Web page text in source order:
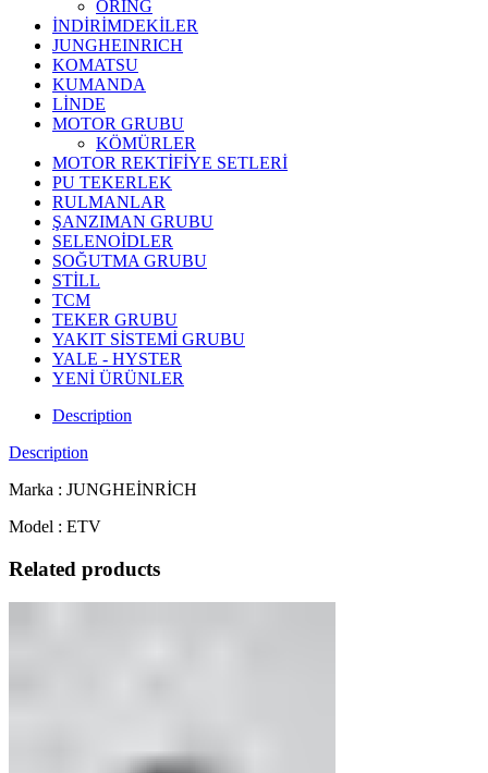
ORİNG
İNDİRİMDEKİLER
JUNGHEINRICH
KOMATSU
KUMANDA
LİNDE
MOTOR GRUBU
KÖMÜRLER
MOTOR REKTİFİYE SETLERİ
PU TEKERLEK
RULMANLAR
ŞANZIMAN GRUBU
SELENOİDLER
SOĞUTMA GRUBU
STİLL
TCM
TEKER GRUBU
YAKIT SİSTEMİ GRUBU
YALE - HYSTER
YENİ ÜRÜNLER
Description
Description
Marka : JUNGHEİNRİCH
Model : ETV
Related products